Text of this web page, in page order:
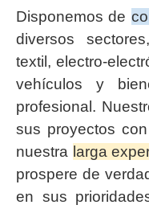
Disponemos de
diversos
textil, electro-
vehículos y
profesional.
sus proyectos
nuestra larga
prospere de
en sus